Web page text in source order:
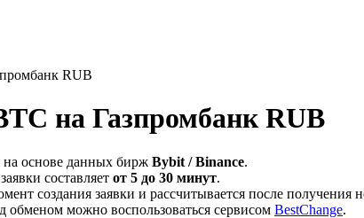
RUB
на Газпромбанк RUB
основе данных бирж Bybit / Binance.
составляет от 5 до 30 минут.
создания заявки и рассчитывается после получения
обменом можно воспользоваться сервисом BestChange.